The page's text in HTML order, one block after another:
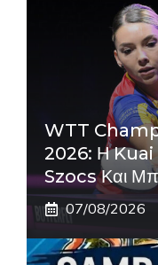
WTT
2026: Η Kuai
Szocs Και
07/08/2026